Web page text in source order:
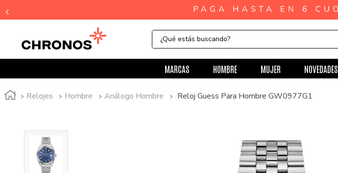
¿Qué estás buscando?
MARCAS HOMBRE MUJER NOVEDADES
Relojes Hombre Análogo Hombre Reloj Guess Para Hombre GW0977G1